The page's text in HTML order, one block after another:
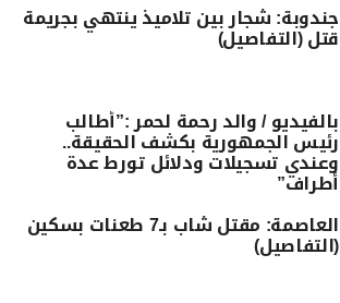
جندوبة: شجار بين تلاميذ ينتهي بجريمة
قتل (التفاصيل)
بالفيديو / والد رحمة لحمر :”أطالب
رئيس الجمهورية بكشف الحقيقة..
وعندي تسجيلات ودلائل تورط عدة
أطراف”
العاصمة: مقتل شاب بـ7 طعنات بسكين
(التفاصيل)